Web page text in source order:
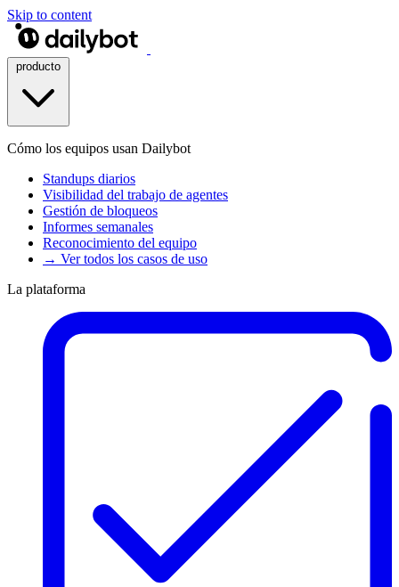
Skip to content
Cómo los equipos usan Dailybot
Standups diarios
Visibilidad del trabajo de agentes
Gestión de bloqueos
Informes semanales
Reconocimiento del equipo
→ Ver todos los casos de uso
La plataforma